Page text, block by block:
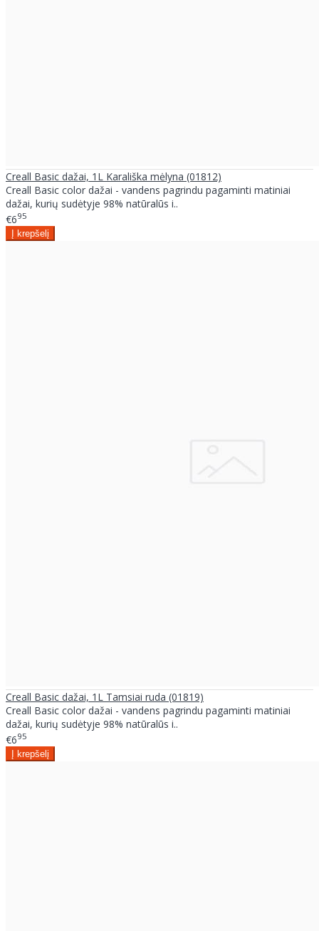
Creall Basic dažai, 1L Karališka mėlyna (01812)
Creall Basic color dažai - vandens pagrindu pagaminti matiniai
dažai, kurių sudėtyje 98% natūralūs i..
€695
Creall Basic dažai, 1L Tamsiai ruda (01819)
Creall Basic color dažai - vandens pagrindu pagaminti matiniai
dažai, kurių sudėtyje 98% natūralūs i..
€695